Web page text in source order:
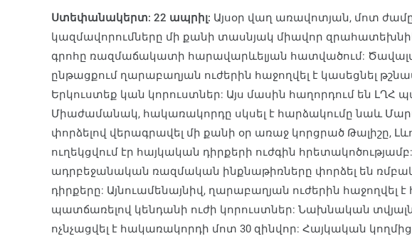
Ստեփանակերտ: 22 ապրիլ: Այսօր վաղ առավոտյան, մոտ
կազմավորումները մի քանի տասնյակ միավոր
գրոհը ռազմաճակատի հարավարևելյան հատվածում:
ընթացքում ղարաբաղյան ուժերին հաջողվել է կասեցնել
Երկուստեք կան կորուստներ: Այս մասին հաղորդում են
Միաժամանակ, հակառակորդը սկսել է հարձակումը նաև
փորձելով վերագրավել մի քանի օր առաջ կորցրած Թալիշը,
ուղեկցվում էր հայկական դիրքերի ուժգին
ադրբեջանական ռազմական ինքնաթիռները փորձել են
դիրքերը: Այնուամենայնիվ, ղարաբաղյան ուժերին հաջողվել է
պատճառելով կենդանի ուժի կորուստներ: Նախնական
ոչնչացվել է հակառակորդի մոտ 30 զինվոր: Հայկական